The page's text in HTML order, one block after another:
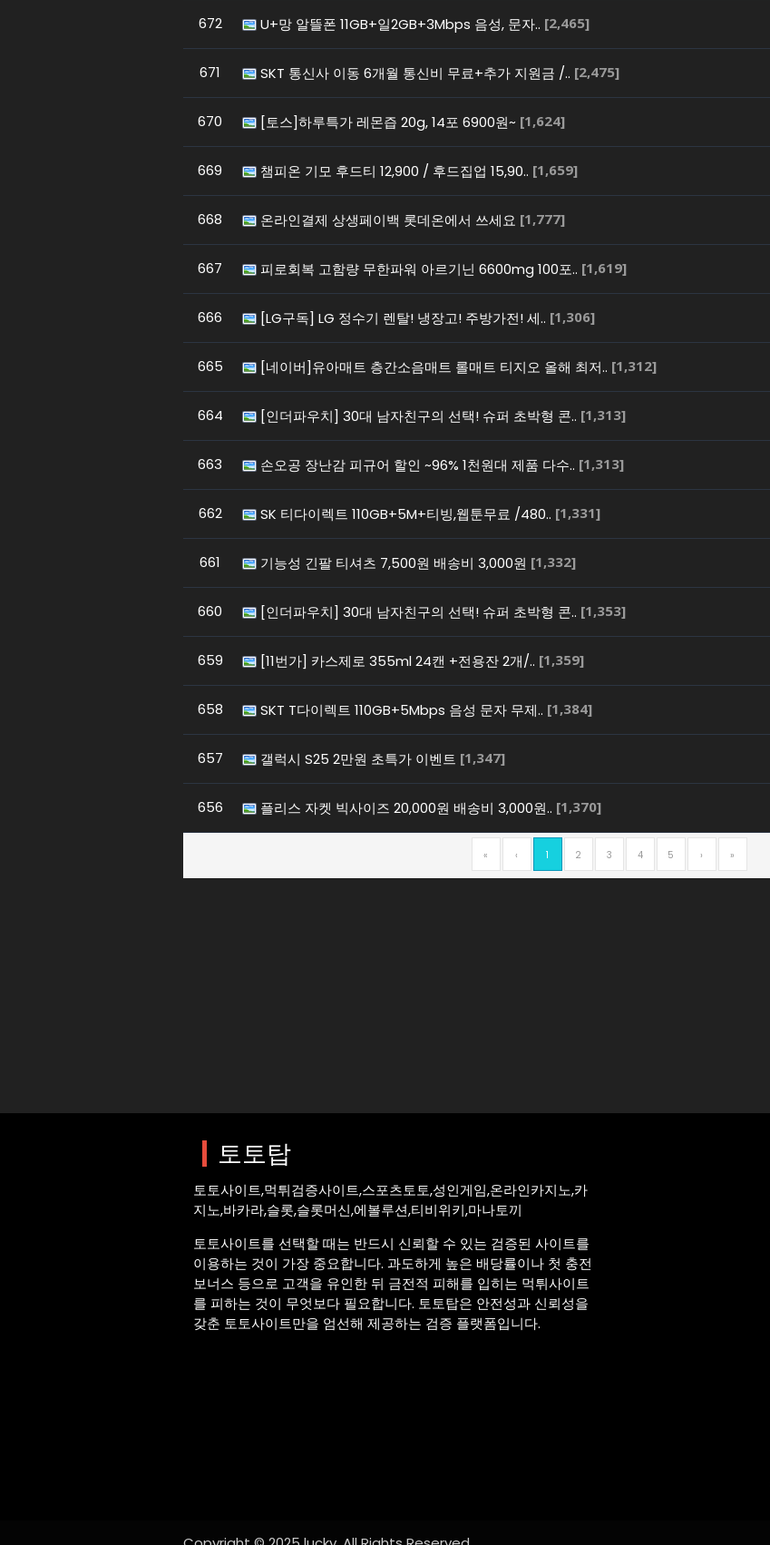
672 U+망 알뜰폰 11GB+일2GB+3Mbps 음성, 문자.. [2,465]
671 SKT 통신사 이동 6개월 통신비 무료+추가 지원금 /.. [2,475]
670 [토스]하루특가 레몬즙 20g, 14포 6900원~ [1,624]
669 챔피온 기모 후드티 12,900 / 후드집업 15,90.. [1,659]
668 온라인결제 상생페이백 롯데온에서 쓰세요 [1,777]
667 피로회복 고함량 무한파워 아르기닌 6600mg 100포.. [1,619]
666 [LG구독] LG 정수기 렌탈! 냉장고! 주방가전! 세.. [1,306]
665 [네이버]유아매트 층간소음매트 롤매트 티지오 올해 최저.. [1,312]
664 [인더파우치] 30대 남자친구의 선택! 슈퍼 초박형 콘.. [1,313]
663 손오공 장난감 피규어 할인 ~96% 1천원대 제품 다수.. [1,313]
662 SK 티다이렉트 110GB+5M+티빙,웹툰무료 /480.. [1,331]
661 기능성 긴팔 티셔츠 7,500원 배송비 3,000원 [1,332]
660 [인더파우치] 30대 남자친구의 선택! 슈퍼 초박형 콘.. [1,353]
659 [11번가] 카스제로 355ml 24캔 +전용잔 2개/.. [1,359]
658 SKT T다이렉트 110GB+5Mbps 음성 문자 무제.. [1,384]
657 갤럭시 S25 2만원 초특가 이벤트 [1,347]
656 플리스 자켓 빅사이즈 20,000원 배송비 3,000원.. [1,370]
« ‹ 1 2 3 4 5 › »
토토탑
토토사이트,먹튀검증사이트,스포츠토토,성인게임,온라인카지노,카
지노,바카라,슬롯,슬롯머신,에볼루션,티비위키,마나토끼
토토사이트를 선택할 때는 반드시 신뢰할 수 있는 검증된 사이트를
이용하는 것이 가장 중요합니다. 과도하게 높은 배당률이나 첫 충전
보너스 등으로 고객을 유인한 뒤 금전적 피해를 입히는 먹튀사이트
를 피하는 것이 무엇보다 필요합니다. 토토탑은 안전성과 신뢰성을
갖춘 토토사이트만을 엄선해 제공하는 검증 플랫폼입니다.